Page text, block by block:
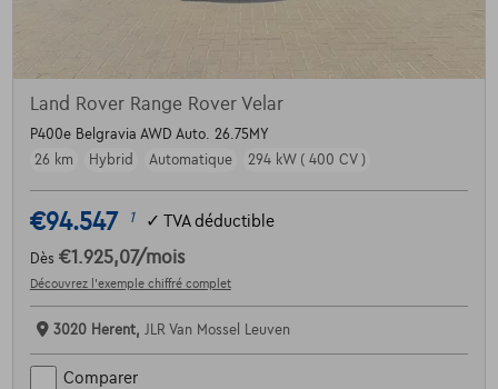
Land Rover Range Rover Velar
P400e Belgravia AWD Auto. 26.75MY
26 km
Hybrid Automatique 294 kW ( 400 CV )
€94.547 1 ✓ TVA déductible
Dès €1.925,07/mois
Découvrez l’exemple chiffré complet
3020 Herent, JLR Van Mossel Leuven
Comparer